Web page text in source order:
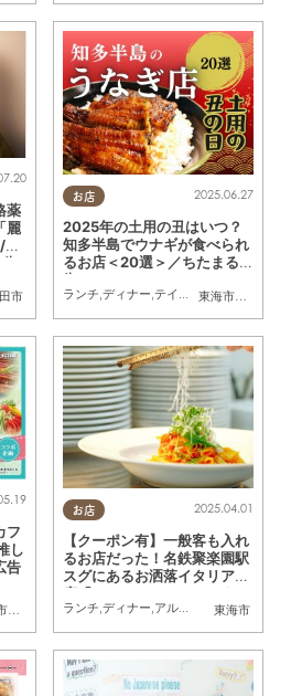
市
薬
麗
専門店,ちたまる広告
お店
東海市
,大府市
2025.06.27
2025年の土用の丑はいつ？
知多半島でウナギが食べられ
るお店＜20選＞／ちたまる広
告
ランチ ディナー テイクアウト ,専門店
東海市
,大府市 東浦町,半田市,南知多町
フ
し
告
お店
東海市
2025.04.01
【クーポン有】一般客も入れ
るお店だった！名鉄聚楽園駅
スグにあるお洒落イタリアン
店「ラドゥーノ」／ちたまる
広告
ランチ,ディナー,アルコール ,カフェ